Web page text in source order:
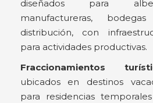
diseñados para
manufactureras,
distribución, con
para actividades productivas.
Fraccionamientos
ubicados en destinos
para residencias